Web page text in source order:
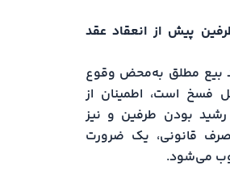
پیش از انعقاد عقد
بیع مطلق به‌محض وقوع
فسخ است، اطمینان از
رشید بودن طرفین و نیز
قانونی، یک ضرورت
می‌شود.